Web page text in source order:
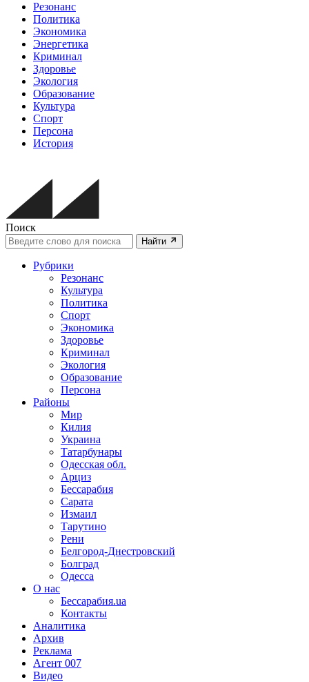
Резонанс
Политика
Экономика
Энергетика
Криминал
Здоровье
Экология
Образование
Культура
Спорт
Персона
История
Поиск
Найти
Рубрики
Резонанс
Культура
Политика
Спорт
Экономика
Здоровье
Криминал
Экология
Образование
Персона
Районы
Мир
Килия
Украина
Татарбунары
Одесская обл.
Арциз
Бессарабия
Сарата
Измаил
Тарутино
Рени
Белгород-Днестровский
Болград
Одесса
О нас
Бессарабия.ua
Контакты
Аналитика
Архив
Реклама
Агент 007
Видео